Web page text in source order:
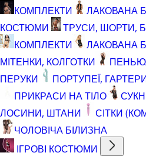
КОМПЛЕКТИ
ЛАКОВАНА
КОСТЮМИ
ТРУСИ, ШОРТИ,
КОМПЛЕКТИ
ЛАКОВАНА
МІТЕНКИ, КОЛГОТКИ
ПЕРУКИ
ПОРТУПЕЇ,
ПРИКРАСИ НА ТІЛО
ЛОСИНИ, ШТАНИ
СІТКИ
ЧОЛОВІЧА БІЛИЗНА
ІГРОВІ КОСТЮМИ